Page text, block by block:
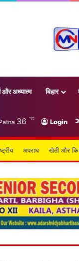
और अध्यात्म बिहार
36 ℃ Login
अपराध खेती और